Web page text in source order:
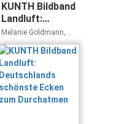
KUNTH Bildband
Landluft:
Deutschlands
schönste Ecken
zum
Durchatmen
Melanie Goldmann,
Mathias Hejny, Melanie
Kiel, Karolin Küntzel,
Jana Lösch, Christa
Pöppelmann, Viktoria
Schuster